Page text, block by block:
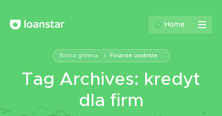
Home
Strona główna Finanse osobiste
Tag Archives: kredyt
dla firm